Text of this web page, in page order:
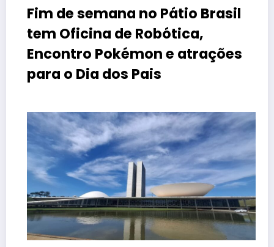
Fim de semana no Pátio Brasil
tem Oficina de Robótica,
Encontro Pokémon e atrações
para o Dia dos Pais